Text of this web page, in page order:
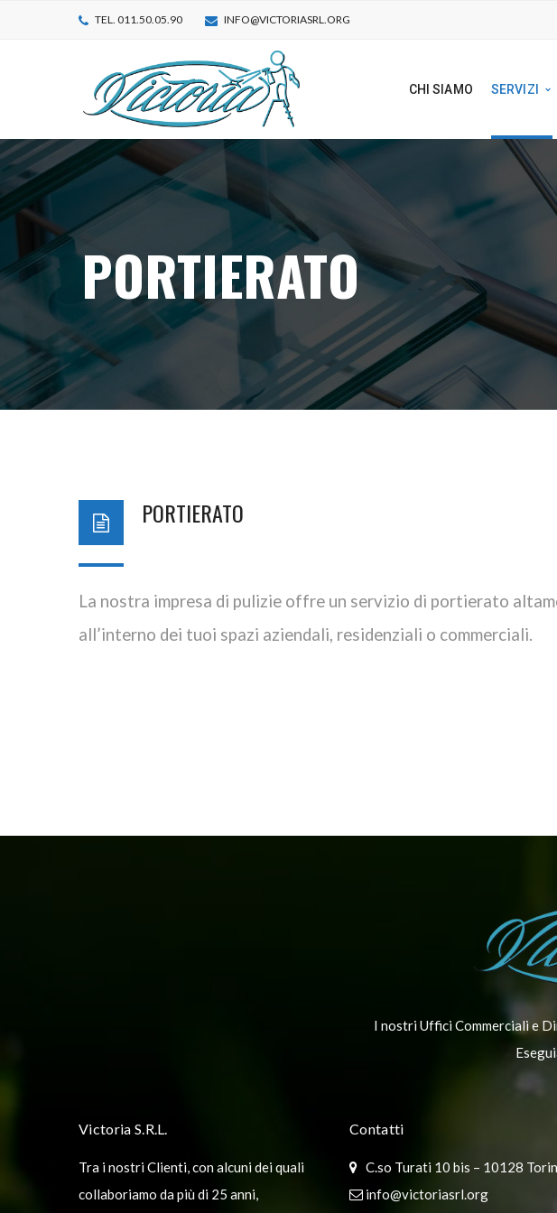
TEL. 011.50.05.90 INFO@VICTORIASRL.ORG
CHI SIAMO SERVIZI
PORTIERATO
PORTIERATO
La nostra impresa di pulizie offre un servizio di portierato
all’interno dei tuoi spazi aziendali, residenziali o commerciali.
I nostri Uffici Commerciali e
Victoria S.R.L.
Tra i nostri Clienti, con alcuni dei quali
collaboriamo da più di 25 anni,
Contatti
C.so Turati 10 bis – 10128
info@victoriasrl.org